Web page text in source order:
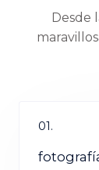
Desde
01.